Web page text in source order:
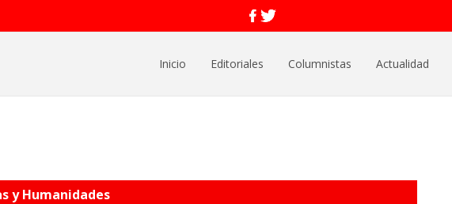
Inicio Editoriales Columnistas Actualidad
y Humanidades